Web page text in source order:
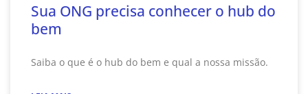
Sua ONG precisa conhecer o hub do
bem
Saiba o que é o hub do bem e qual a nossa missão.